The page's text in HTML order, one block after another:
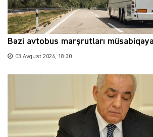
Bəzi avtobus marşrutları müsabiqəyə
03 Avqust 2026, 18:30